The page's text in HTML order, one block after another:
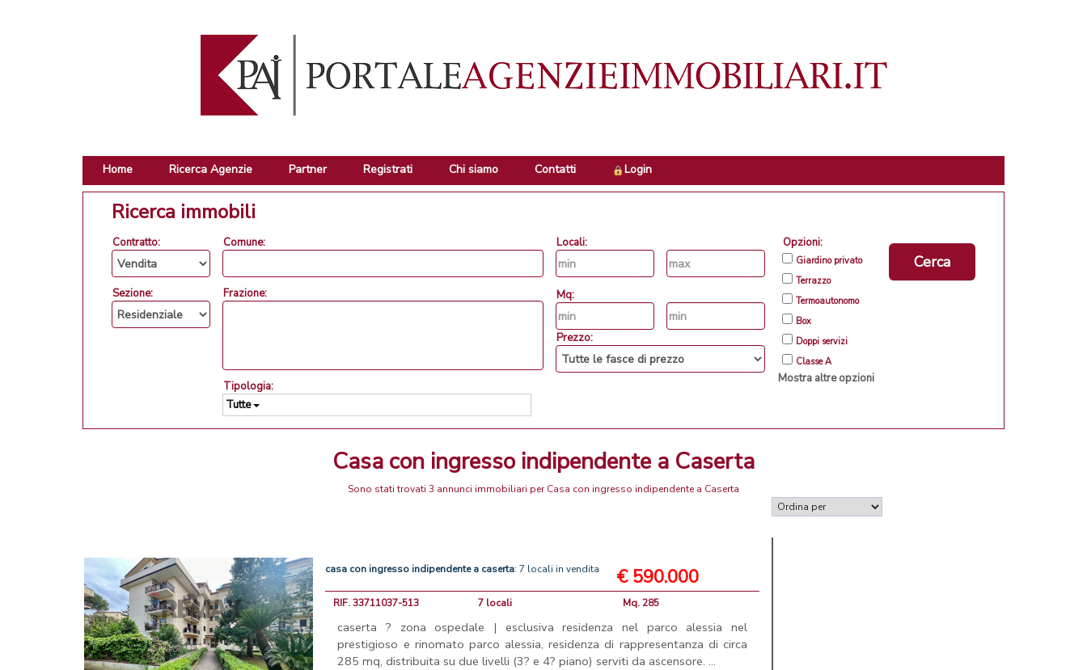
Home Ricerca Agenzie Partner Registrati Chi siamo Contatti Login
Ricerca immobili
Contratto:
Sezione:
Comune:
Frazione:
Tipologia:
Tutte
Locali:
Mq:
Prezzo:
Opzioni:
Giardino privato
Terrazzo
Termoautonomo
Box
Doppi servizi
Classe A
Mostra altre opzioni
Cerca
Casa con ingresso indipendente a Caserta
Sono stati trovati 3 annunci immobiliari per Casa con ingresso indipendente a Caserta
casa con ingresso indipendente a caserta: 7 locali in vendita € 590.000
RIF. 33711037-513 7 locali Mq. 285
caserta ? zona ospedale | esclusiva residenza nel parco alessia nel
prestigioso e rinomato parco alessia, residenza di rappresentanza di circa
285 mq, distribuita su due livelli (3? e 4? piano) serviti da ascensore. ...